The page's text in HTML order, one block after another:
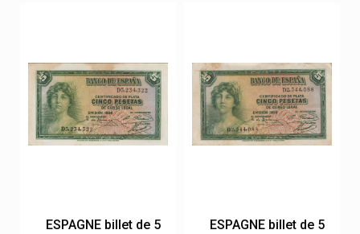
ESPAGNE billet de 5
ESPAGNE billet de 5